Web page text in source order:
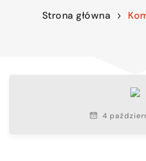
Strona główna
4